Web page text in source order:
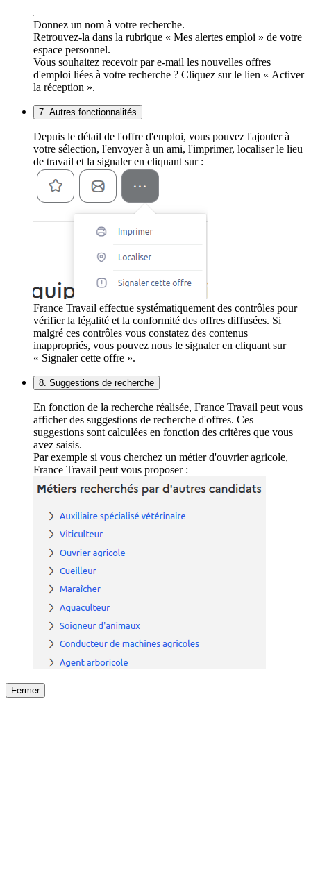
Donnez un nom à votre recherche.
Retrouvez-la dans la rubrique « Mes alertes emploi » de votre
espace personnel.
Vous souhaitez recevoir par e-mail les nouvelles offres
d'emploi liées à votre recherche ? Cliquez sur le lien « Activer
la réception ».
7. Autres fonctionnalités
Depuis le détail de l'offre d'emploi, vous pouvez l'ajouter à
votre sélection, l'envoyer à un ami, l'imprimer, localiser le lieu
de travail et la signaler en cliquant sur :
France Travail effectue systématiquement des contrôles pour
vérifier la légalité et la conformité des offres diffusées. Si
malgré ces contrôles vous constatez des contenus
inappropriés, vous pouvez nous le signaler en cliquant sur
« Signaler cette offre ».
8. Suggestions de recherche
En fonction de la recherche réalisée, France Travail peut vous
afficher des suggestions de recherche d'offres. Ces
suggestions sont calculées en fonction des critères que vous
avez saisis.
Par exemple si vous cherchez un métier d'ouvrier agricole,
France Travail peut vous proposer :
Fermer